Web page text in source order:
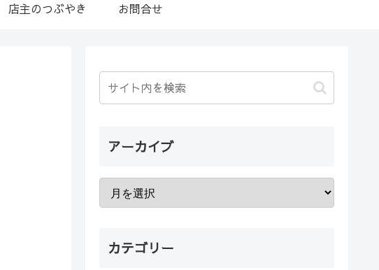
店主のつぶやき お問合せ
アーカイブ
カテゴリー